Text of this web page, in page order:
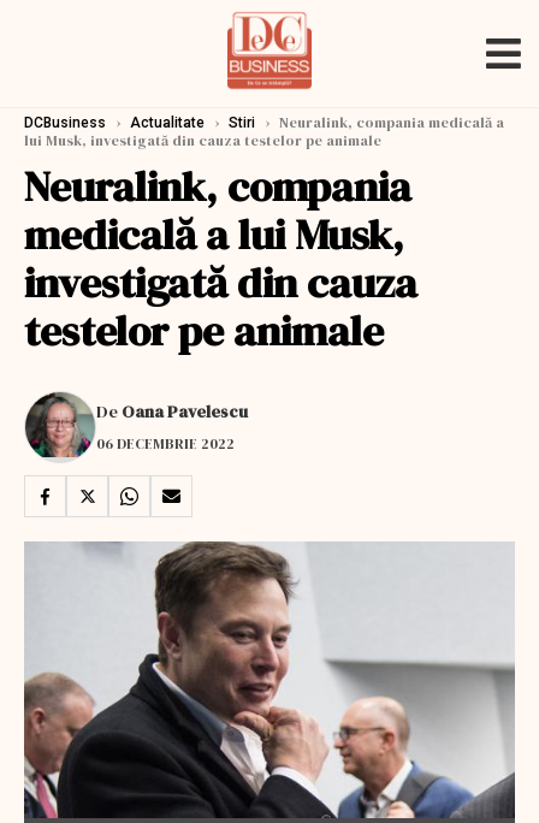
DCBusiness › Actualitate › Stiri › Neuralink, compania medicală a
lui Musk, investigată din cauza testelor pe animale
Neuralink, compania
medicală a lui Musk,
investigată din cauza
testelor pe animale
De Oana Pavelescu
06 DECEMBRIE 2022